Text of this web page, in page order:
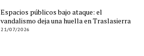
Espacios públicos bajo ataque: el
vandalismo deja una huella en Traslasierra
21/07/2026